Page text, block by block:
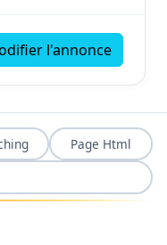
l'annonce
Page Html